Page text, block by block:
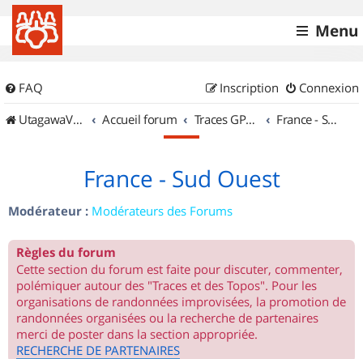
Menu
FAQ Connexion
Inscription
UtagawaVTT (Randos VTT et VTTAE avec traces GPS)
Accueil forum Traces GPS de randos VTT France - Sud Ouest
France - Sud Ouest
Modérateur : Modérateurs des Forums
Règles du forum
Cette section du forum est faite pour discuter, commenter,
polémiquer autour des "Traces et des Topos". Pour les
organisations de randonnées improvisées, la promotion de
randonnées organisées ou la recherche de partenaires
merci de poster dans la section appropriée.
RECHERCHE DE PARTENAIRES